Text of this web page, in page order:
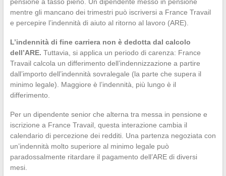
mentre gli mancano dei trimestri può iscriversi a France Travail
e percepire l’indennità di aiuto al ritorno al lavoro (ARE).
L’indennità di fine carriera non è dedotta dal calcolo
dell’ARE. Tuttavia, si applica un periodo di carenza: France
Travail calcola un differimento dell’indennizzazione a partire
dall’importo dell’indennità sovralegale (la parte che supera il
minimo legale). Maggiore è l’indennità, più lungo è il
differimento.
Per un dipendente senior che alterna tra messa in pensione e
iscrizione a France Travail, questa interazione cambia il
calendario di percezione dei redditi. Una partenza negoziata con
un’indennità molto superiore al minimo legale può
paradossalmente ritardare il pagamento dell’ARE di diversi
mesi.